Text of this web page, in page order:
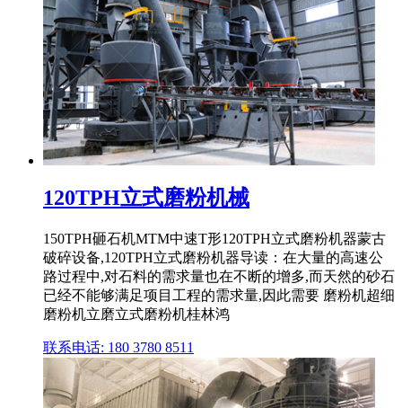
120TPH立式磨粉机械
150TPH砸石机MTM中速T形120TPH立式磨粉机器蒙古
破碎设备,120TPH立式磨粉机器导读：在大量的高速公
路过程中,对石料的需求量也在不断的增多,而天然的砂石
已经不能够满足项目工程的需求量,因此需要 磨粉机超细
磨粉机立磨立式磨粉机桂林鸿
联系电话: 180 3780 8511